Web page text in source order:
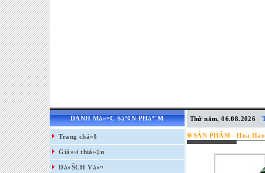
DANH Má»¤C Sáº¢N PHáº¨M
Trang chá»§
Giá»›i thiá»‡u
Dá»ŠCH Vá»¤
Thứ năm, 06.08.2026
SẢN PHẨM - Hoa